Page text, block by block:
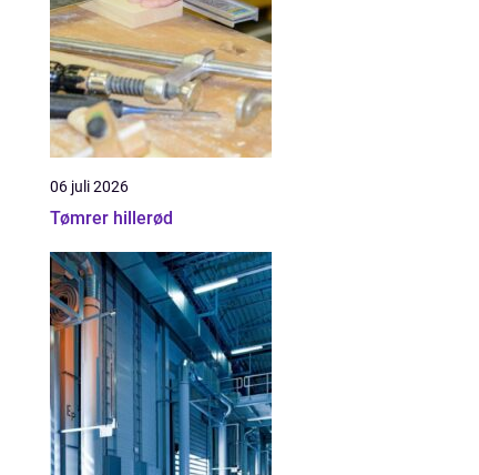
06 juli 2026
Tømrer hillerød